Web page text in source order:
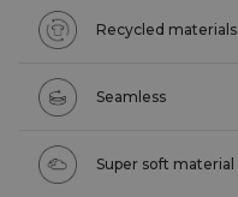
Recycled materials
Seamless
Super soft material